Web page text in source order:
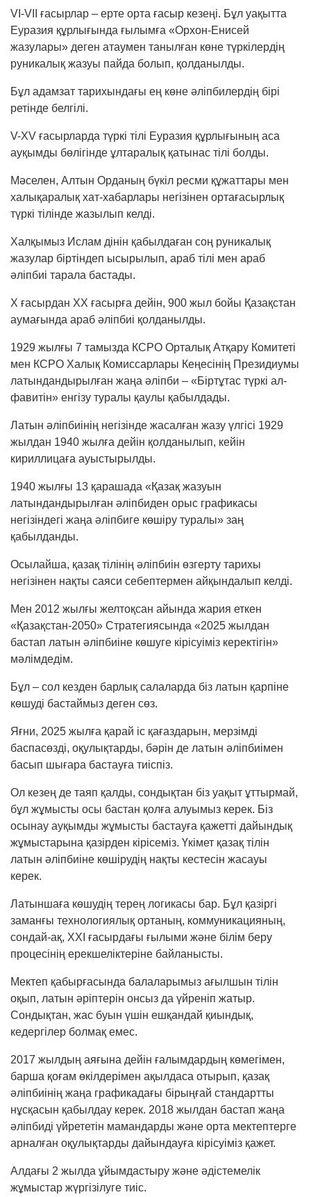
VI-VII ғасырлар – ерте орта ғасыр кезеңі. Бұл уақытта
Еуразия құрлығында ғылымға «Орхон-Енисей
жазулары» деген атаумен танылған көне түркілердің
руникалық жазуы пайда болып, қол­данылды.
Бұл адамзат тарихындағы ең көне әліпбилердің бірі
ретінде белгілі.
V-XV ғасырларда түркі тілі Еуразия құрлы­ғының аса
ауқымды бөлігінде ұлтаралық қатынас тілі болды.
Мәселен, Алтын Орданың бүкіл ресми құ­жат­тары мен
халықаралық хат-хабарлары негізінен ортағасырлық
түркі тілінде жазылып келді.
Халқымыз Ислам дінін қабылдаған соң руни­калық
жазулар біртіндеп ысырылып, араб тілі мен араб
әліпбиі тарала бастады.
Х ғасырдан ХХ ғасырға дейін, 900 жыл бойы Қазақстан
аумағында араб әліпбиі қолданылды.
1929 жылғы 7 тамызда КСРО Орталық Атқару Комитеті
мен КСРО Халық Ко­мис­сар­лары Кеңесінің Президиумы
латындан­дырылған жаңа әліпби – «Біртұтас түркі ал­
фавитін» енгізу туралы қаулы қабылдады.
Латын әліпбиінің негізінде жасалған жазу үлгісі 1929
жылдан 1940 жылға дейін қолданылып, кейін
кириллицаға ауыстырылды.
1940 жылғы 13 қарашада «Қазақ жазуын
латындандырылған әліпбиден орыс графикасы
негізіндегі жаңа әліпбиге көшіру туралы» заң
қабылданды.
Осылайша, қазақ тілінің әліпбиін өзгерту тарихы
негізінен нақты саяси себептермен айқын­далып келді.
Мен 2012 жылғы желтоқсан айында жария еткен
«Қазақстан-2050» Стратегиясында «2025 жыл­дан
бастап латын әліпбиіне көшуге кірісуіміз керектігін»
мәлімдедім.
Бұл – сол кезден барлық салаларда біз латын қар­піне
көшуді бастаймыз деген сөз.
Яғни, 2025 жылға қарай іс қағаздарын, мерзімді
баспасөзді, оқулықтарды, бәрін де латын әліп­биімен
басып шығара бастауға тиіспіз.
Ол кезең де таяп қалды, сондықтан біз уақыт ұттырмай,
бұл жұмысты осы бастан қолға алуымыз керек. Біз
осынау ауқымды жұмысты бастауға қа­жетті дайындық
жұмыстарына қазірден кірі­семіз. Үкімет қазақ тілін
латын әліпбиіне көші­ру­дің нақты кестесін жасауы
керек.
Латыншаға көшудің терең логикасы бар. Бұл қазіргі
заманғы технологиялық орта­ның, ком­муникацияның,
сондай-ақ, ХХІ ғасыр­дағы ғылы­ми және білім беру
процесінің ерекше­лік­теріне байланысты.
Мектеп қабырғасында балаларымыз ағылшын тілін
оқып, латын әріптерін онсыз да үйреніп жатыр.
Сондықтан, жас буын үшін ешқандай қиындық,
кедергілер болмақ емес.
2017 жылдың аяғына дейін ғалымдардың көмегімен,
барша қоғам өкілдерімен ақылдаса отырып, қазақ
әліпбиінің жаңа графикадағы бірыңғай стандартты
нұсқасын қабылдау керек. 2018 жылдан бастап жаңа
әліпбиді үйрететін мамандарды және орта мектептерге
арналған оқулықтарды дайындауға кірісуіміз қажет.
Алдағы 2 жылда ұйымдастыру және әдістемелік
жұмыстар жүргізілуге тиіс.